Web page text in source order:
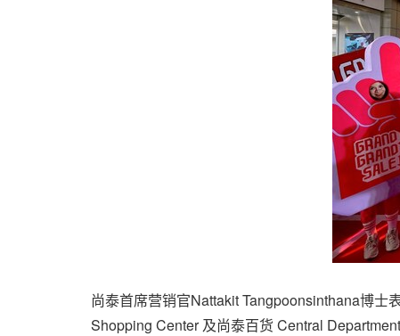
尚泰首席营销官Nattakit Tangpoonsinthana博
Shopping Center 及尚泰百货 Central